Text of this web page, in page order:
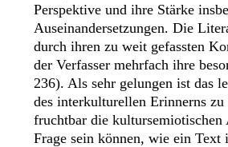
Perspektive und ihre Stärke
Auseinandersetzungen. Die
durch ihren zu weit gefassten
der Verfasser mehrfach ihre
236). Als sehr gelungen ist das
des interkulturellen Erinnerns
fruchtbar die kultursemiotischen
Frage sein können, wie ein